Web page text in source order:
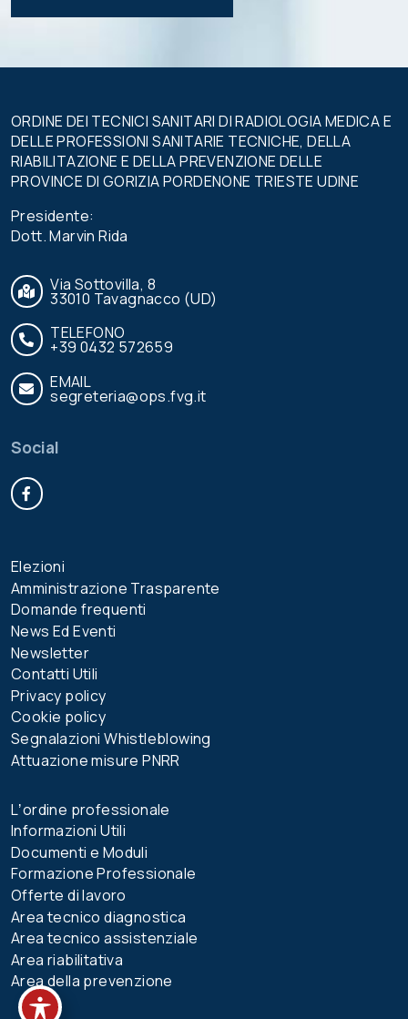
ORDINE DEI TECNICI SANITARI DI RADIOLOGIA MEDICA E
DELLE PROFESSIONI SANITARIE TECNICHE, DELLA
RIABILITAZIONE E DELLA PREVENZIONE DELLE
PROVINCE DI GORIZIA PORDENONE TRIESTE UDINE
Presidente:
Dott. Marvin Rida
Via Sottovilla, 8
33010 Tavagnacco (UD)
TELEFONO
+39 0432 572659
EMAIL
segreteria@ops.fvg.it
Social
Elezioni
Amministrazione Trasparente
Domande frequenti
News Ed Eventi
Newsletter
Contatti Utili
Privacy policy
Cookie policy
Segnalazioni Whistleblowing
Attuazione misure PNRR
Lʼordine professionale
Informazioni Utili
Documenti e Moduli
Formazione Professionale
Offerte di lavoro
Area tecnico diagnostica
Area tecnico assistenziale
Area riabilitativa
Area della prevenzione